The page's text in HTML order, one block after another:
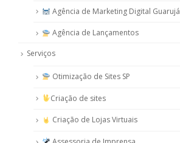
Agência de Marketing Digital Guarujá
Agência de Lançamentos
Serviços
Otimização de Sites SP
Criação de sites
Criação de Lojas Virtuais